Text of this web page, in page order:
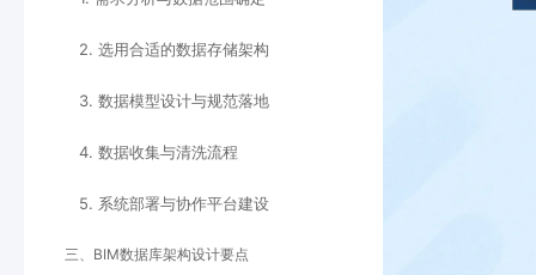
2. 选用合适的数据存储架构
3. 数据模型设计与规范落地
4. 数据收集与清洗流程
5. 系统部署与协作平台建设
三、BIM数据库架构设计要点